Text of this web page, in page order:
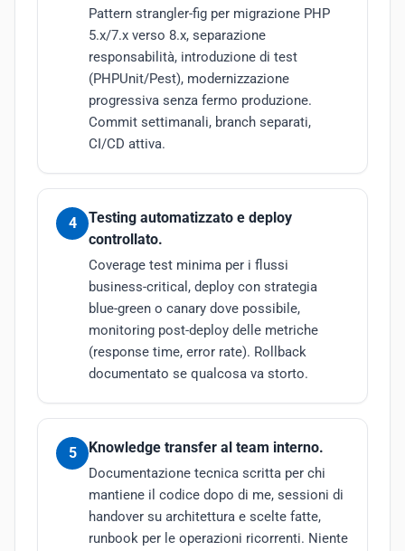
Pattern strangler-fig per migrazione PHP
5.x/7.x verso 8.x, separazione
responsabilità, introduzione di test
(PHPUnit/Pest), modernizzazione
progressiva senza fermo produzione.
Commit settimanali, branch separati,
CI/CD attiva.
4
Testing automatizzato e deploy
controllato.
Coverage test minima per i flussi
business-critical, deploy con strategia
blue-green o canary dove possibile,
monitoring post-deploy delle metriche
(response time, error rate). Rollback
documentato se qualcosa va storto.
5 Knowledge transfer al team interno.
Documentazione tecnica scritta per chi
mantiene il codice dopo di me, sessioni di
handover su architettura e scelte fatte,
runbook per le operazioni ricorrenti. Niente